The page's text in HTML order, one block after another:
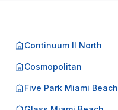
Continuum II North
Cosmopolitan
Five Park Miami Beach